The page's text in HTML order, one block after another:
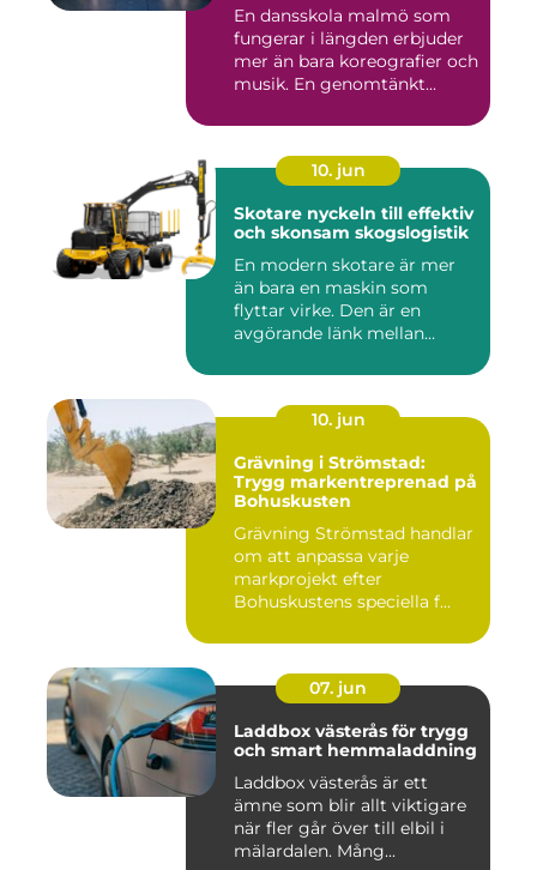
En dansskola malmö som
fungerar i längden erbjuder
mer än bara koreografier och
musik. En genomtänkt...
10. jun
Skotare nyckeln till effektiv
och skonsam skogslogistik
En modern skotare är mer
än bara en maskin som
flyttar virke. Den är en
avgörande länk mellan
10. jun
Grävning i Strömstad:
Trygg markentreprenad på
Bohuskusten
Grävning Strömstad handlar
om att anpassa varje
markprojekt efter
Bohuskustens speciella f...
07. jun
Laddbox västerås för trygg
och smart hemmaladdning
Laddbox västerås är ett
ämne som blir allt viktigare
när fler går över till elbil i
mälardalen. Mång...